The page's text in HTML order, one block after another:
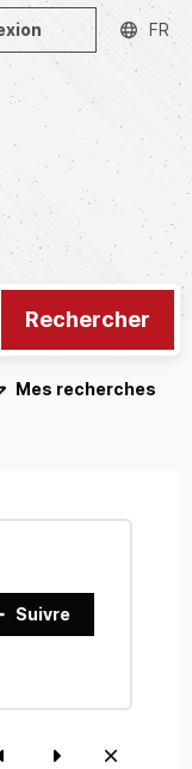
FR
Rechercher
Mes recherches
Suivre